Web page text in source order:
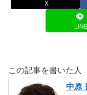
X
この記事を書いた人
中原